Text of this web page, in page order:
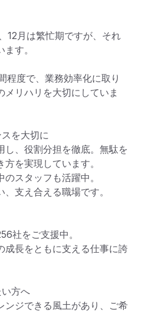
12月は繁忙期ですが、それ
す。
程度で、業務効率化に取り
リハリを大切にしていま
を大切に
、役割分担を徹底。無駄を
を実現しています。
スタッフも活躍中。
支え合える職場です。
社をご支援中。
成長をともに支える仕事に誇
方へ
ンジできる風土があり、ご希